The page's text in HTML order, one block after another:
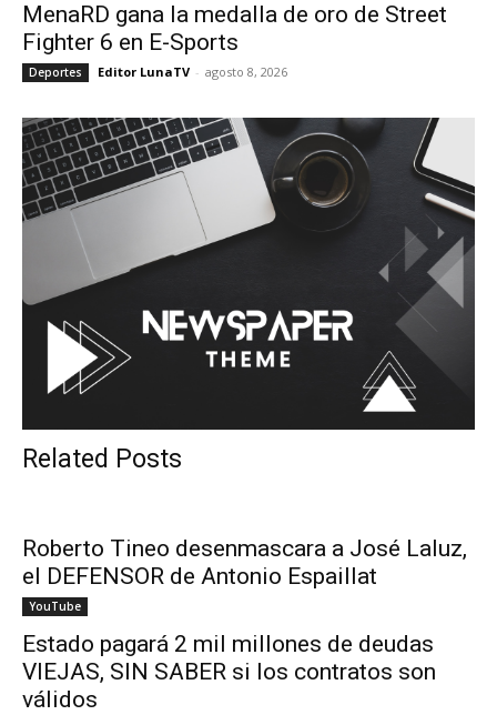
MenaRD gana la medalla de oro de Street
Fighter 6 en E-Sports
Deportes Editor LunaTV - agosto 8, 2026
Related Posts
Roberto Tineo desenmascara a José Laluz,
el DEFENSOR de Antonio Espaillat
YouTube
Estado pagará 2 mil millones de deudas
VIEJAS, SIN SABER si los contratos son
válidos